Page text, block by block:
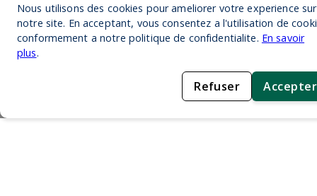
Nous utilisons des cookies pour ameliorer votre experience sur
notre site. En acceptant, vous consentez a l'utilisation de
conformement a notre politique de confidentialite. En savoir
plus.
Refuser Accepter